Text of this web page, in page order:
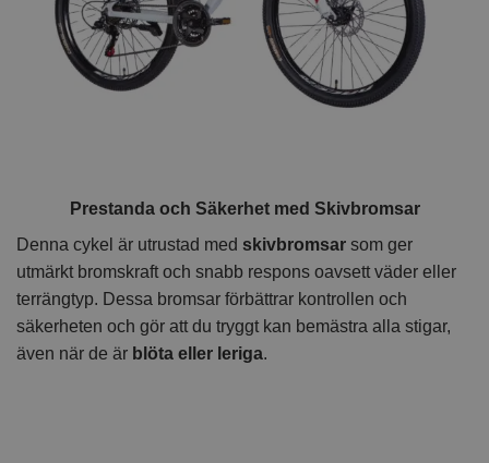
Prestanda och Säkerhet med Skivbromsar
Denna cykel är utrustad med skivbromsar som ger
utmärkt bromskraft och snabb respons oavsett väder eller
terrängtyp. Dessa bromsar förbättrar kontrollen och
säkerheten och gör att du tryggt kan bemästra alla stigar,
även när de är blöta eller leriga.